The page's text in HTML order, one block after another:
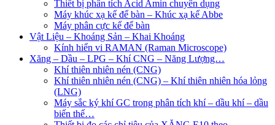
Thiết bị phân tích Acid Amin chuyên dụng
Máy khúc xạ kế để bàn – Khúc xạ kế Abbe
Máy phân cực kế để bàn
Vật Liệu – Khoáng Sản – Khai Khoáng
Kính hiển vi RAMAN (Raman Microscope)
Xăng – Dầu – LPG – Khí CNG – Năng Lượng…
Khí thiên nhiên nén (CNG)
Khí thiên nhiên nén (CNG) – Khí thiên nhiên hóa lỏng
(LNG)
Máy sắc ký khí GC trong phân tích khí – dầu khí – dầu
biến thế…